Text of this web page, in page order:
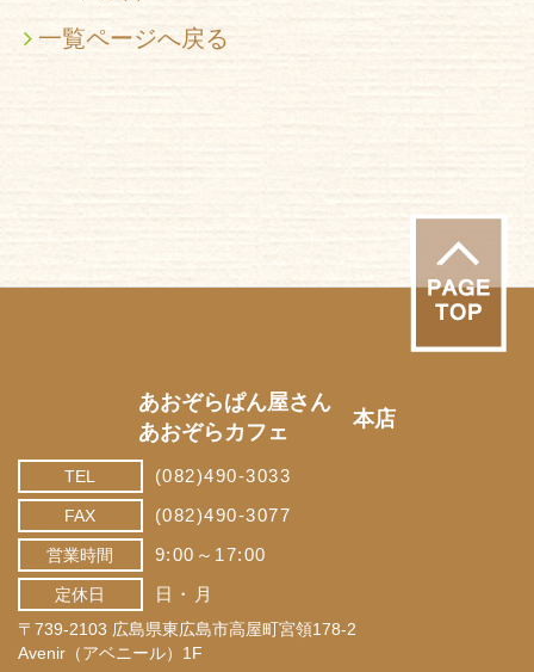
一覧ページへ戻る
あおぞらぱん屋さん
本店
あおぞらカフェ
TEL (082)490-3033
FAX (082)490-3077
営業時間 9:00～17:00
定休日 日・月
〒739-2103 広島県東広島市高屋町宮領178-2
Avenir（アベニール）1F